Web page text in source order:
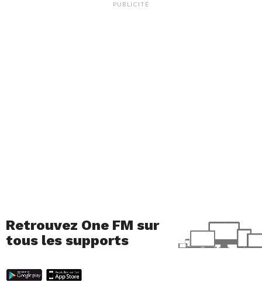
PUBLICITÉ
Retrouvez One FM sur
tous les supports